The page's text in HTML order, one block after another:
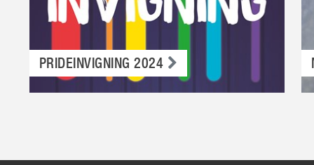
PRIDEINVIGNING 2024